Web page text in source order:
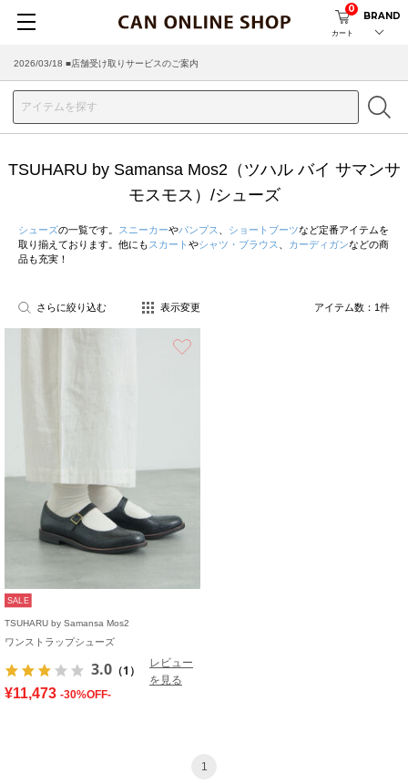
カート
0
BRAND
2026/03/18 ■店舗受け取りサービスのご案内
TSUHARU by Samansa Mos2（ツハル バイ サマンサ
モスモス）/シューズ
シューズの一覧です。 スニーカーやパンプス ショートブーツなど定番アイテムを
取り揃えております。他にも スカート やシャツ・ブラウス カーディガンなどの商
品も充実！
さらに絞り込む 表示変更 アイテム数： 1件
SALE
TSUHARU by Samansa Mos2
ワンストラップシューズ
3.0 （1）
レビュー
を見る
¥11,473 -30%OFF-
1